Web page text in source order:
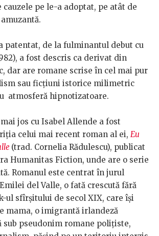
pe le-a adoptat, pe atât de
patentat, de la fulminantul debut cu
a fost descris ca derivat din
dar are romane scrise în cel mai pur
sau ficțiuni istorice milimetric
atmosferă hipnotizatoare.
jos cu Isabel Allende a fost
celui mai recent roman al ei, Eu
(trad. Cornelia Rădulescu), publicat
Humanitas Fiction, unde are o serie
Romanul este centrat în jurul
del Valle, o fată crescută fără
ul sfîrșitului de secol XIX, care își
mama, o imigrantă irlandeză
sub pseudonim romane polițiste,